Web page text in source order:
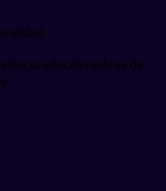
realidad
educativaobras de